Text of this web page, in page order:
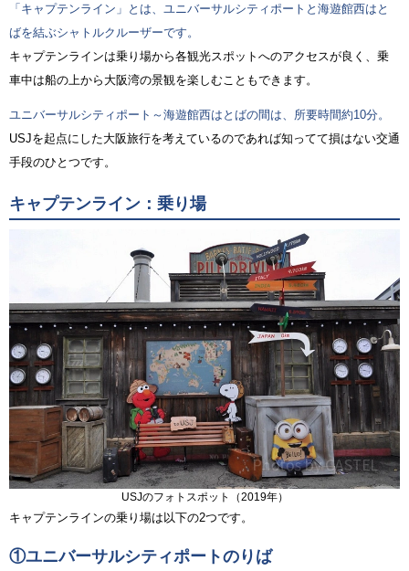
「キャプテンライン」とは、ユニバーサルシティポートと海遊館西はと
ばを結ぶシャトルクルーザーです。
キャプテンラインは乗り場から各観光スポットへのアクセスが良く、乗
車中は船の上から大阪湾の景観を楽しむこともできます。
ユニバーサルシティポート～海遊館西はとばの間は、所要時間約10分。
USJを起点にした大阪旅行を考えているのであれば知ってて損はない交通
手段のひとつです。
キャプテンライン：乗り場
USJのフォトスポット（2019年）
キャプテンラインの乗り場は以下の2つです。
①ユニバーサルシティポートのりば